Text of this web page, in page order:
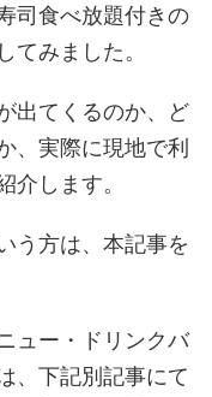
司食べ放題付きの
てみました。
出てくるのか、ど
、実際に現地で利
介します。
う方は、本記事を
ュー・ドリンクバ
、下記別記事にて